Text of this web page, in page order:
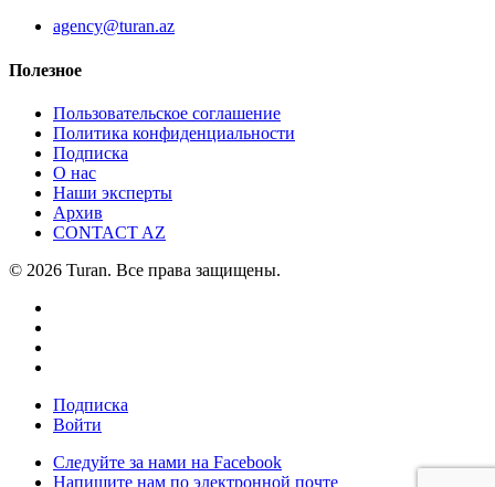
agency@turan.az
Полезное
Пользовательское соглашение
Политика конфиденциальности
Подписка
О нас
Наши эксперты
Архив
CONTACT AZ
© 2026 Turan. Все права защищены.
Подписка
Войти
Следуйте за нами на Facebook
Напишите нам по электронной почте